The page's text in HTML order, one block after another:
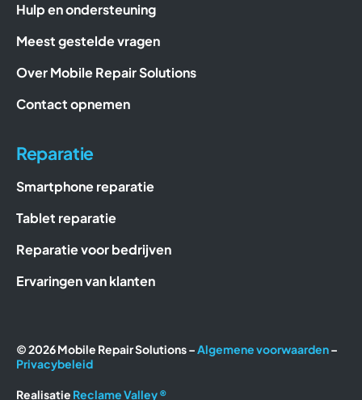
Hulp en ondersteuning
Meest gestelde vragen
Over Mobile Repair Solutions
Contact opnemen
Reparatie
Smartphone reparatie
Tablet reparatie
Reparatie voor bedrijven
Ervaringen van klanten
© 2026 Mobile Repair Solutions –Algemene voorwaarden–
Privacybeleid
Realisatie Reclame Valley ®